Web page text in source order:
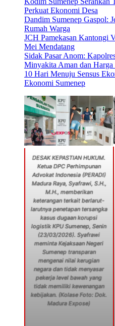
Perkuat Ekonomi Desa
Dandim Sumenep Gaspol:
Rumah Warga
JCH Pamekasan Kantongi
Mei Mendatang
Sidak Pasar Anom:
Minyakita Aman dan Harga
10 Hari Menuju Sensus
Ekonomi Sumenep
DESAK KEPASTIAN HUKUM.
Ketua DPC Perhimpunan
Advokat Indonesia (PERADI)
Madura Raya, Syafrawi, S.H.,
M.H., memberikan
keterangan terkait berlarut-
larutnya penetapan tersangka
kasus dugaan korupsi
logistik KPU Sumenep, Senin
(23/03/2026). Syafrawi
meminta Kejaksaan Negeri
Sumenep transparan
mengenai nilai kerugian
negara dan tidak menyasar
pekerja level bawah yang
tidak memiliki kewenangan
kebijakan. (Kolase Foto: Dok.
Madura Expose)